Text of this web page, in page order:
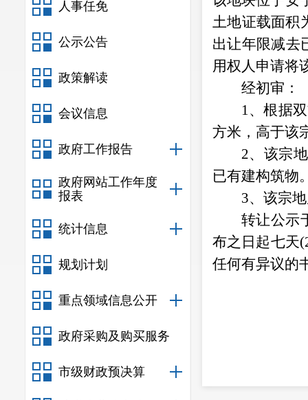
人事任免
公示公告
政策解读
会议信息
政府工作报告
政府网站工作年度
报表
统计信息
规划计划
重点领域信息公开
政府采购及购买服务
市级财政预决算
土地证载面积
出让年限减去
用权人申请将
经初审：
1、根据
方米，高于该
2、该宗
已有建构筑物
3、该宗
转让公示
布之日起七天(
任何有异议的